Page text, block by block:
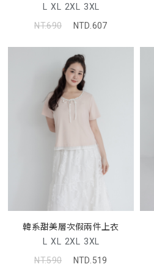
L XL 2XL 3XL
NT.690
NTD.607
韓系甜美層次假兩件上衣
L XL 2XL 3XL
NT.590
NTD.519